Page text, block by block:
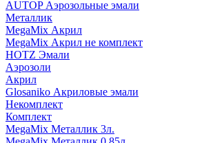
AUTOP Аэрозольные эмали
Металлик
MegaMix Акрил
MegaMix Акрил не комплект
HOTZ Эмали
Аэрозоли
Акрил
Glosaniko Акриловые эмали
Некомплект
Комплект
MegaMix Металлик 3л.